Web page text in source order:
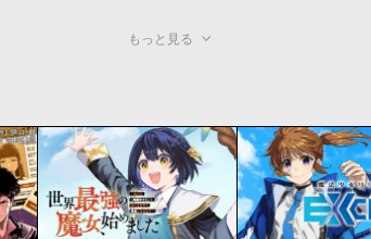
もっと見る